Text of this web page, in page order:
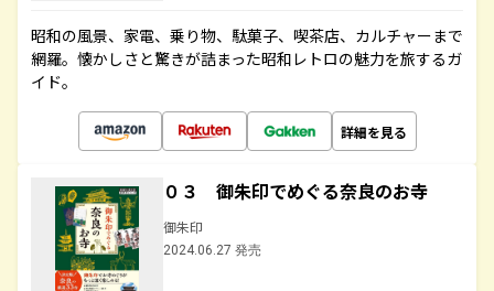
昭和の風景、家電、乗り物、駄菓子、喫茶店、カルチャーまで
網羅。懐かしさと驚きが詰まった昭和レトロの魅力を旅するガ
イド。
詳細を見る
０３ 御朱印でめぐる奈良のお寺
御朱印
2024.06.27 発売